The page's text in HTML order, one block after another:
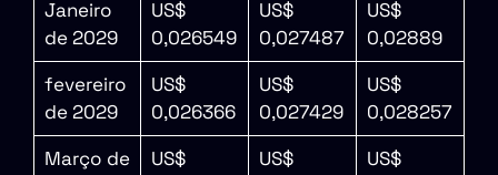
Janeiro
de 2029
US$
0,026549
US$
0,027487
US$
0,02889
fevereiro
de 2029
US$
0,026366
US$
0,027429
US$
0,028257
Março de
US$
US$
US$